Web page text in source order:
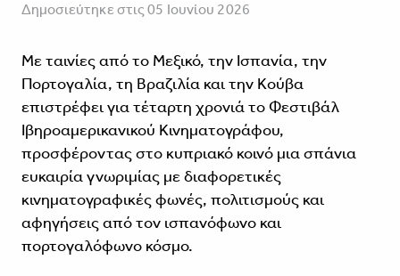
Δημοσιεύτηκε στις 05 Ιουνίου 2026
Με ταινίες από το Μεξικό, την Ισπανία, την
Πορτογαλία, τη Βραζιλία και την Κούβα
επιστρέφει για τέταρτη χρονιά το Φεστιβάλ
Ιβηροαμερικανικού Κινηματογράφου,
προσφέροντας στο κυπριακό κοινό μια σπάνια
ευκαιρία γνωριμίας με διαφορετικές
κινηματογραφικές φωνές, πολιτισμούς και
αφηγήσεις από τον ισπανόφωνο και
πορτογαλόφωνο κόσμο.